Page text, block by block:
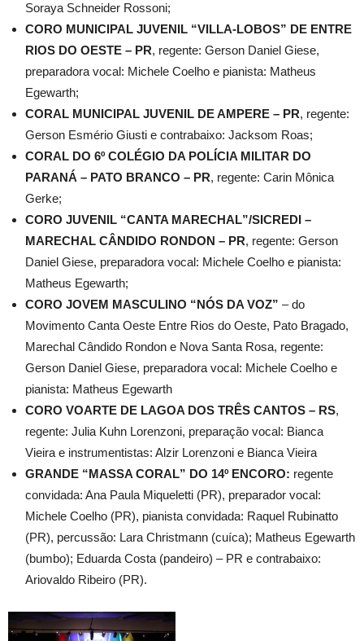
Soraya Schneider Rossoni;
CORO MUNICIPAL JUVENIL “VILLA-LOBOS” DE ENTRE
RIOS DO OESTE – PR, regente: Gerson Daniel Giese,
preparadora vocal: Michele Coelho e pianista: Matheus
Egewarth;
CORAL MUNICIPAL JUVENIL DE AMPERE – PR, regente:
Gerson Esmério Giusti e contrabaixo: Jacksom Roas;
CORAL DO 6º COLÉGIO DA POLÍCIA MILITAR DO
PARANÁ – PATO BRANCO – PR, regente: Carin Mônica
Gerke;
CORO JUVENIL “CANTA MARECHAL”/SICREDI –
MARECHAL CÂNDIDO RONDON – PR, regente: Gerson
Daniel Giese, preparadora vocal: Michele Coelho e pianista:
Matheus Egewarth;
CORO JOVEM MASCULINO “NÓS DA VOZ” – do
Movimento Canta Oeste Entre Rios do Oeste, Pato Bragado,
Marechal Cândido Rondon e Nova Santa Rosa, regente:
Gerson Daniel Giese, preparadora vocal: Michele Coelho e
pianista: Matheus Egewarth
CORO VOARTE DE LAGOA DOS TRÊS CANTOS – RS,
regente: Julia Kuhn Lorenzoni, preparação vocal: Bianca
Vieira e instrumentistas: Alzir Lorenzoni e Bianca Vieira
GRANDE “MASSA CORAL” DO 14º ENCORO: regente
convidada: Ana Paula Miqueletti (PR), preparador vocal:
Michele Coelho (PR), pianista convidada: Raquel Rubinatto
(PR), percussão: Lara Christmann (cuíca); Matheus Egewarth
(bumbo); Eduarda Costa (pandeiro) – PR e contrabaixo:
Ariovaldo Ribeiro (PR).